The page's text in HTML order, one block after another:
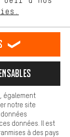
la-Chapelle
des données
d'Alerte
de cookies
hors) plus les
nous
d'autres contenus et
d'utiliser des
proposons une
utiliser les
également
notre site
données. Il est
à des pays